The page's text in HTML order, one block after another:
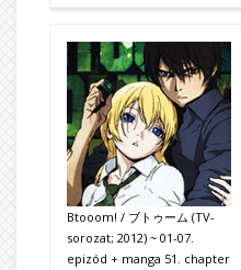
Btooom! / ブトゥーム (TV-
sorozat; 2012) ~ 01-07.
epizód + manga 51. chapter